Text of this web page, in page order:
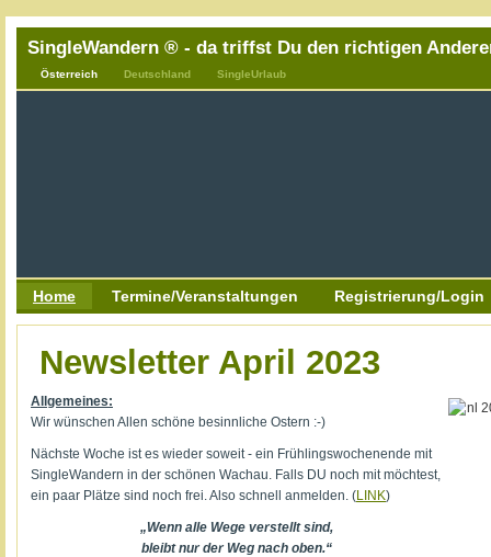
SingleWandern ® - da triffst Du den richtigen
Österreich Deutschland SingleUrlaub
Home Termine/Veranstaltungen Registrierung/Login
Newsletter April 2023
Allgemeines:
Wir wünschen Allen schöne besinnliche Ostern :-)
Nächste Woche ist es wieder soweit - ein Frühlingswochenende mit
SingleWandern in der schönen Wachau. Falls DU noch mit möchtest,
ein paar Plätze sind noch frei. Also schnell anmelden. (LINK)
„Wenn alle Wege verstellt sind,
bleibt nur der Weg nach oben.“